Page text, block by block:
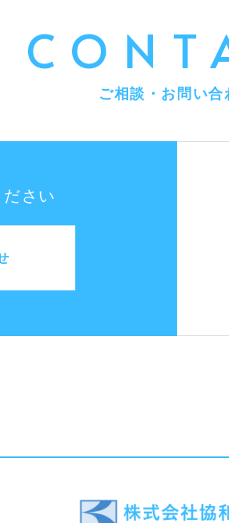
ご相談・お問い合
さい